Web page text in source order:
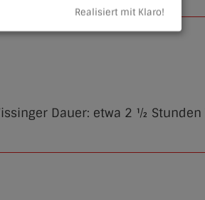
Dauer: etwa 2 ½ Stunden
Realisiert mit Klaro!